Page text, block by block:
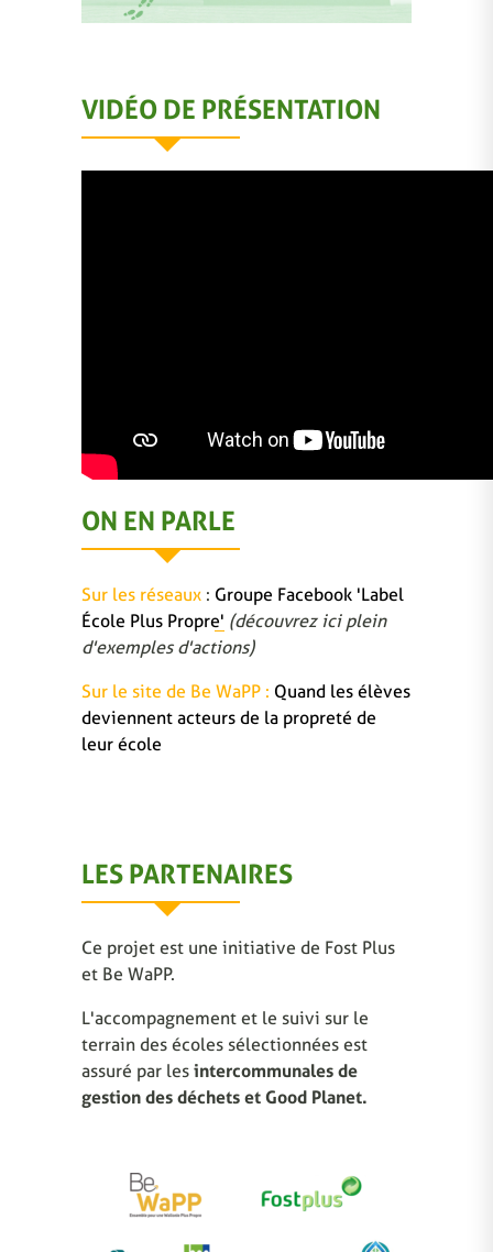
VIDÉO DE PRÉSENTATION
ON EN PARLE
Sur les réseaux : Groupe Facebook 'Label
École Plus Propre' (découvrez ici plein
d'exemples d'actions)
Sur le site de Be WaPP : Quand les élèves
deviennent acteurs de la propreté de
leur école
LES PARTENAIRES
Ce projet est une initiative de Fost Plus
et Be WaPP.
L'accompagnement et le suivi sur le
terrain des écoles sélectionnées est
assuré par les intercommunales de
gestion des déchets et Good Planet.